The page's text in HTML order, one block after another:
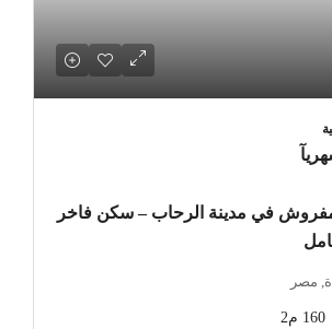
في مدينة الرحاب – سكن فاخر
مصر
160 م2